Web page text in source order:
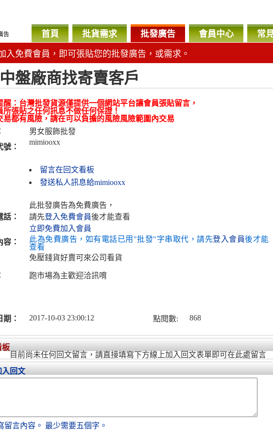
告 首頁 批貨需求 批發廣告 會員中心 常
入免費會員，即可張貼您的批發廣告，或需求。
盤廠商找寄賣客戶
醒：台灣批發貨源僅提供一個網站平台讓會員張貼留言，
所張貼之任何訊息不做任何保證！
易都有風險，請在可以負擔的風險風險範圍內交易
男女服飾批發
號：
mimiooxx
留言在回文看板
發送私人訊息給mimiooxx
話：
此批發廣告為免費廣告，
請先登入免費會員後才能查看
立即免費加入會員
容：
此為免費廣告，如有電話已用"批發"字串取代，請先登入會員後才能
查看
免壓錢貨好賣可來公司看貨
跑市場為主歡迎洽訊唷
期： 2017-10-03 23:00:12 點閱數: 868
板
目前尚未任何回文留言，請直接填寫下方線上加入回文表單即可在此處留言
入回文
留言內容。 最少需要五個字。